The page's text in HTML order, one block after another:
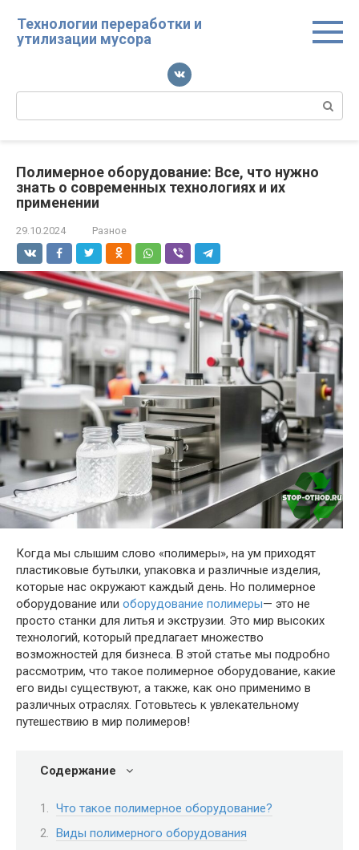
контенту
Технологии переработки и
утилизации мусора
Поиск:
Полимерное оборудование: Все, что нужно
знать о современных технологиях и их
применении
29.10.2024 Разное
Когда мы слышим слово «полимеры», на ум приходят
пластиковые бутылки, упаковка и различные изделия,
которые нас окружают каждый день. Но полимерное
оборудование или оборудование полимеры— это не
просто станки для литья и экструзии. Это мир высоких
технологий, который предлагает множество
возможностей для бизнеса. В этой статье мы подробно
рассмотрим, что такое полимерное оборудование, какие
его виды существуют, а также, как оно применимо в
различных отраслях. Готовьтесь к увлекательному
путешествию в мир полимеров!
Содержание
Что такое полимерное оборудование?
Виды полимерного оборудования